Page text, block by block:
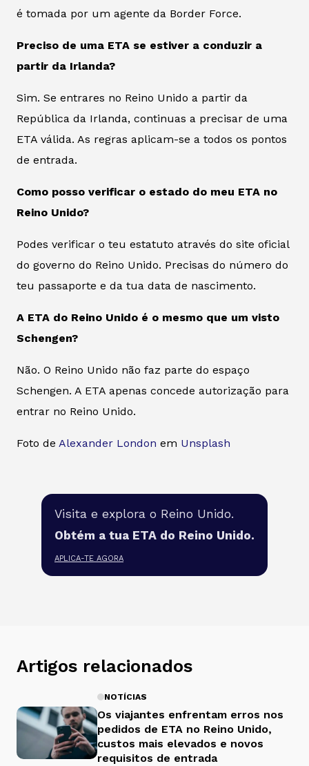
é tomada por um agente da Border Force.
Preciso de uma ETA se estiver a conduzir a
partir da Irlanda?
Sim. Se entrares no Reino Unido a partir da
República da Irlanda, continuas a precisar de uma
ETA válida. As regras aplicam-se a todos os pontos
de entrada.
Como posso verificar o estado do meu ETA no
Reino Unido?
Podes verificar o teu estatuto através do site oficial
do governo do Reino Unido. Precisas do número do
teu passaporte e da tua data de nascimento.
A ETA do Reino Unido é o mesmo que um visto
Schengen?
Não. O Reino Unido não faz parte do espaço
Schengen. A ETA apenas concede autorização para
entrar no Reino Unido.
Foto de Alexander London em Unsplash
Visita e explora o Reino Unido.
Obtém a tua ETA do Reino Unido.
APLICA-TE AGORA
Artigos relacionados
NOTÍCIAS
Os viajantes enfrentam erros nos
pedidos de ETA no Reino Unido,
custos mais elevados e novos
requisitos de entrada